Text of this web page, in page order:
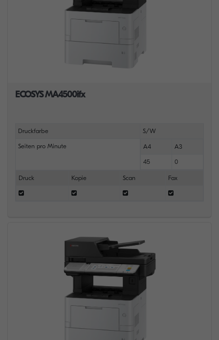
ECOSYS MA4500ifx
Druckfarbe S/W
Seiten pro Minute A4 A3
45 0
Druck Kopie Scan Fax